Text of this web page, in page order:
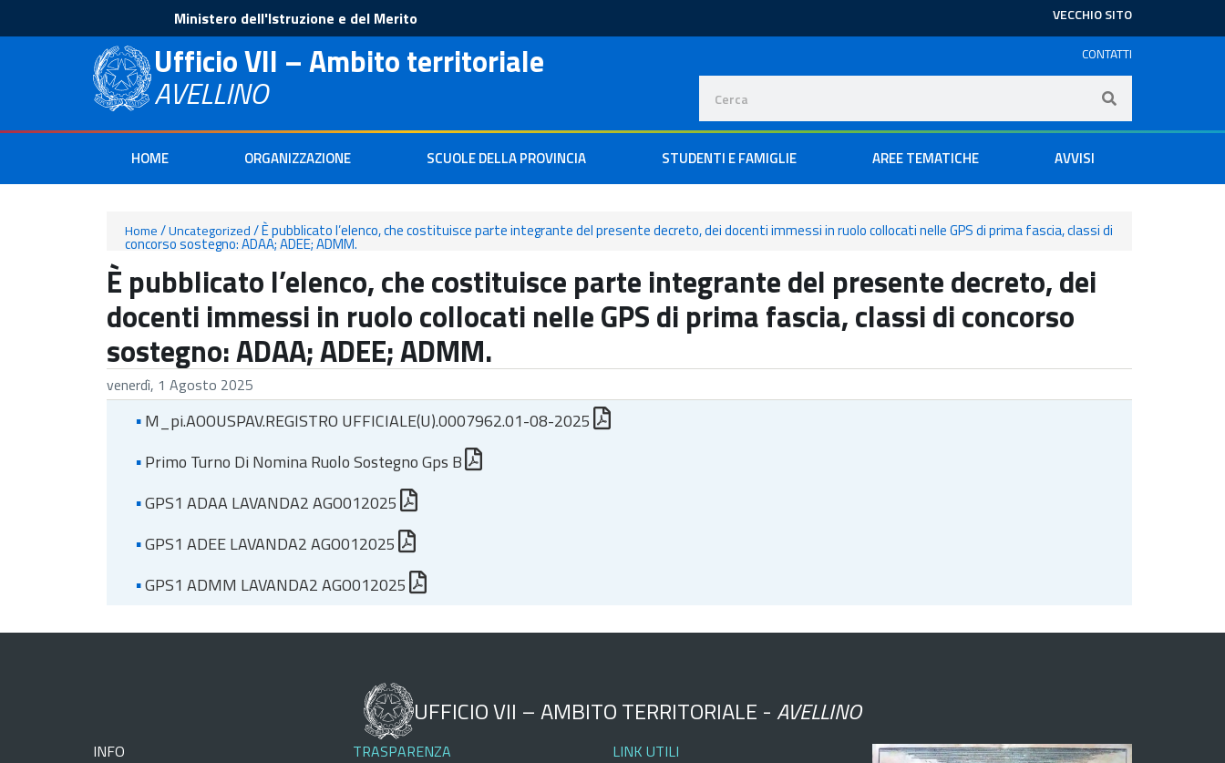
VECCHIO SITO
Ministero dell'Istruzione e del Merito
Ufficio VII – Ambito territoriale
AVELLINO
CONTATTI
HOME ORGANIZZAZIONE SCUOLE DELLA PROVINCIA STUDENTI E FAMIGLIE AREE TEMATICHE AVVISI
Home/Uncategorized/È pubblicato l’elenco, che costituisce parte integrante del presente decreto, dei docenti immessi in ruolo collocati nelle GPS di prima fascia, classi di
concorso sostegno: ADAA; ADEE; ADMM.
È pubblicato l’elenco, che costituisce parte integrante del presente decreto, dei
docenti immessi in ruolo collocati nelle GPS di prima fascia, classi di concorso
sostegno: ADAA; ADEE; ADMM.
venerdì, 1 Agosto 2025
▪M_pi.AOOUSPAV.REGISTRO UFFICIALE(U).0007962.01-08-2025
▪Primo Turno Di Nomina Ruolo Sostegno Gps B
▪GPS1 ADAA LAVANDA2 AGO012025
▪GPS1 ADEE LAVANDA2 AGO012025
▪GPS1 ADMM LAVANDA2 AGO012025
UFFICIO VII – AMBITO TERRITORIALE -AVELLINO
INFO
TRASPARENZA LINK UTILI